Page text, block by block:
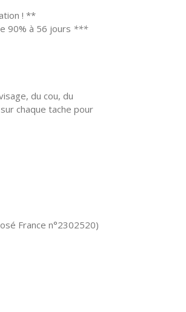
! **
90% à 56 jours ***
du cou, du
chaque tache pour
France n°2302520)